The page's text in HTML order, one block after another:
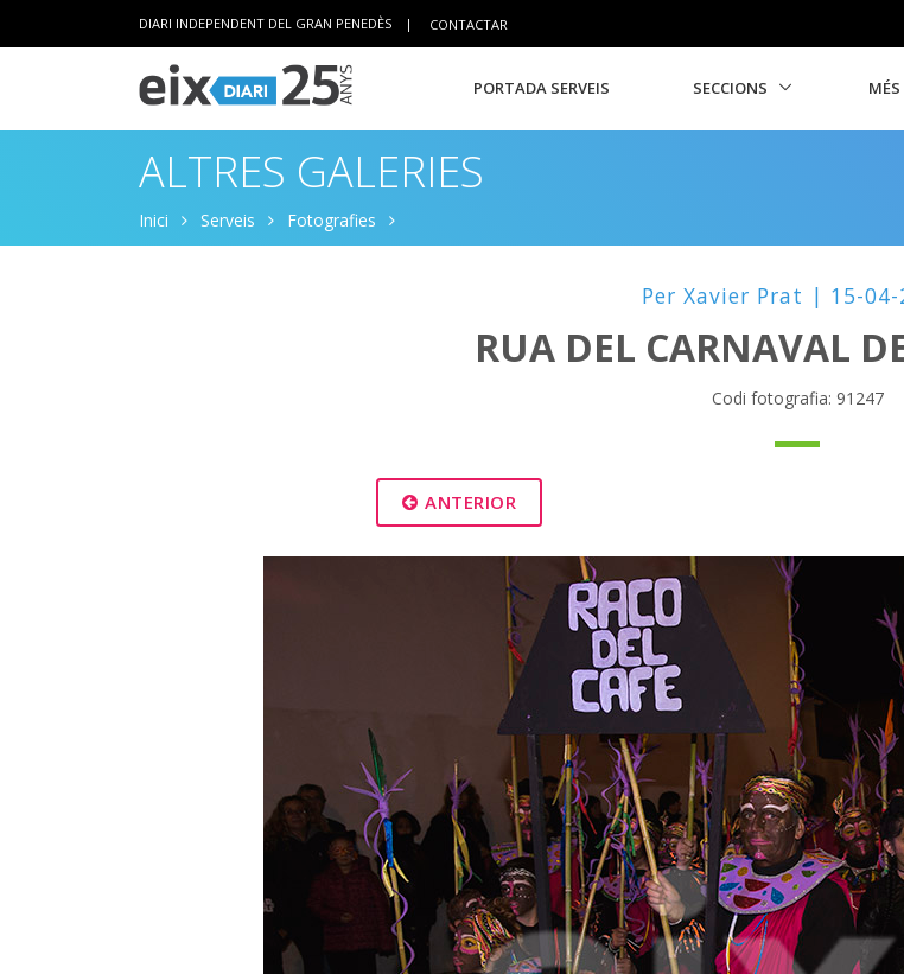
DIARI INDEPENDENT DEL GRAN PENEDÈS | CONTACTAR
PORTADA SERVEIS SECCIONS MÉS
ALTRES GALERIES
Inici Serveis Fotografies
Per Xavier Prat | 15-04-
RUA DEL CARNAVAL
Codi fotografia: 91247
ANTERIOR